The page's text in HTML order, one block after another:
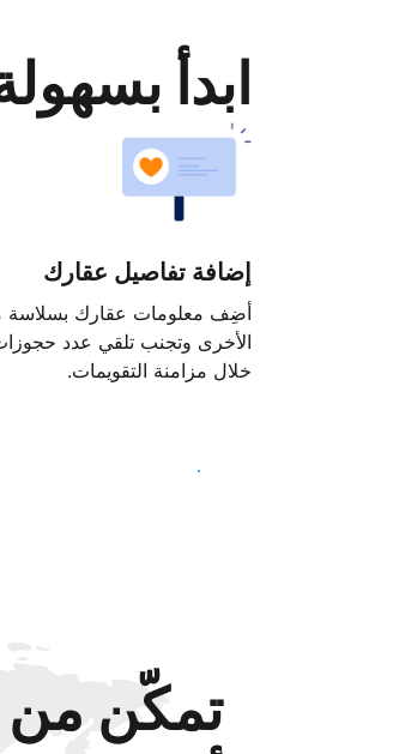
ابدأ
إضافة تفاصيل عقارك
أضِف معلومات عقارك بسلاسة
الأخرى وتجنب تلقي عدد
خلال مزامنة التقويمات.
ابدأ اليوم
تمكّن من